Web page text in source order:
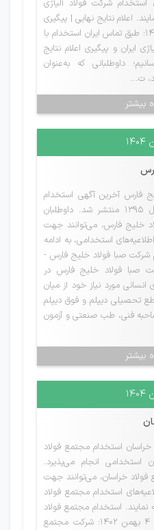
شرکت فولاد آلیاژی
اعلام نتایج نهایی | پیگیری
ایران استخدام خبر 3 اسفند 1404: طبق تماس ایران استخدام با
ایران و پیگیری اعلام نتایج
داوطلبانی که به‌عنوان
ت...
بیشتر
فارس آخرین آگهی استخدام
صبا فولاد خلیج فارس در سال 1395 منتشر شد. داوطلبان
خلیج فارس، می‌توانند جهت
استخدامی، به ادامه
شرکت صبا فولاد خلیج فارس -
سال 95: شرکت صبا فولاد خلیج فارس در
انسانی مورد نیاز خود از میان
تحصیلی دیپلم و فوق دیپلم
فنی، طب صنعتی و آزمون
بیشتر
استخدام مجتمع فولاد
استخدامی انجام می‌پذیرد.
خراسان، می‌توانند جهت
استخدام مجتمع فولاد
استخدام مجتمع فولاد
خراسان - 4 بهمن 1402 آگهی 4 بهمن 1402: شرکت مجتمع